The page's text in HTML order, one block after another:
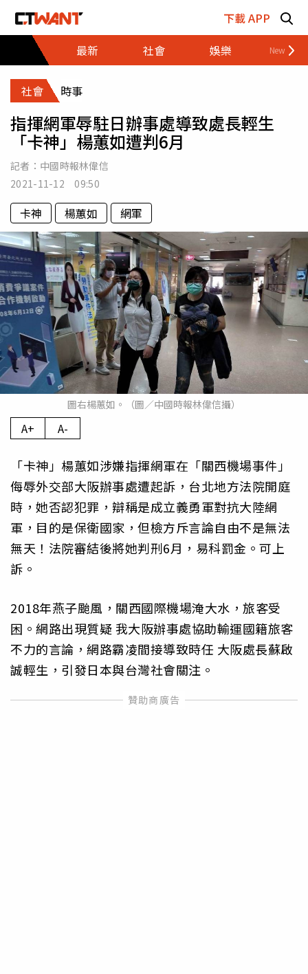
下載 APP
最新
社會 娛樂 財經
社會 時事
指揮網軍辱駐日辦事處導致處長輕生
「卡神」楊蕙如遭判6月
記者： 中國時報林偉信
2021-11-12 09:50
卡神 楊蕙如 網軍
圖右楊蕙如。（圖／中國時報林偉信攝）
A+ A-
「卡神」楊蕙如涉嫌指揮網軍在「關西機場事件」
侮辱外交部大阪辦事處遭起訴，台北地方法院開庭
時，她否認犯罪，辯稱是成立義勇軍對抗大陸網
軍，目的是保衛國家，但檢方斥言論自由不是無法
無天！法院審結後將她判刑6月，易科罰金。可上
訴。
2018年燕子颱風，關西國際機場淹大水，旅客受
困。網路出現質疑 我大阪辦事處協助輸運國籍旅客
不力的言論，網路霸凌間接導致時任 大阪處長蘇啟
誠輕生，引發日本與台灣社會關注。